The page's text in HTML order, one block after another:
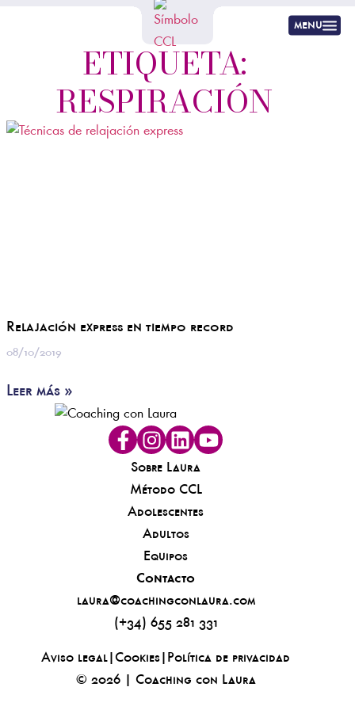
menu
ETIQUETA:
RESPIRACIÓN
Relajación express en tiempo record
08/10/2019
Leer más »
Sobre Laura
Método CCL
Adolescentes
Adultos
Equipos
Contacto
laura@coachingconlaura.com
(+34) 655 281 331
© 2026 | Coaching con Laura
Aviso legal |Cookies Política de privacidad